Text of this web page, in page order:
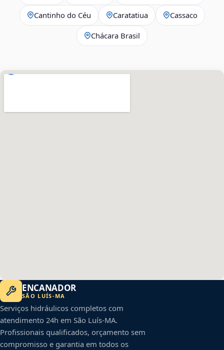
Cantinho do Céu Caratatiua Cassaco
Chácara Brasil
ENCANADOR
SÃO LUÍS-MA
Serviços hidráulicos completos com
atendimento 24h em São Luís-MA.
Profissionais qualificados, orçamento sem
compromisso e garantia em todos os